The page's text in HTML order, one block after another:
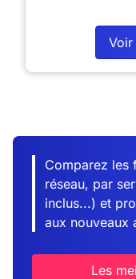
Comparez les
réseau, par
inclus...) et
aux nouveaux
Les